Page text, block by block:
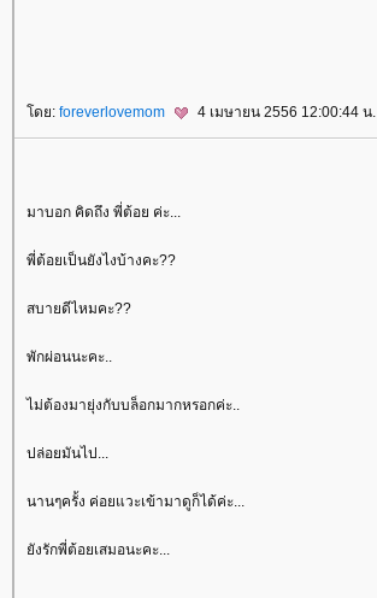
ดย: foreverlovemom 4 เมษายน 2556 12:00:44 น.
มาบอก คิดถึง พี่ต้อย ค่ะ...
พี่ต้อยเป็นยังไงบ้างคะ??
สบายดีไหมคะ??
พักผ่อนนะคะ..
ไม่ต้องมายุ่งกับบล็อกมากหรอกค่ะ..
ปล่อยมันไป...
นานๆครั้ง ค่อยแวะเข้ามาดูก็ได้ค่ะ...
ังรักพี่ต้อยเสมอนะคะ...